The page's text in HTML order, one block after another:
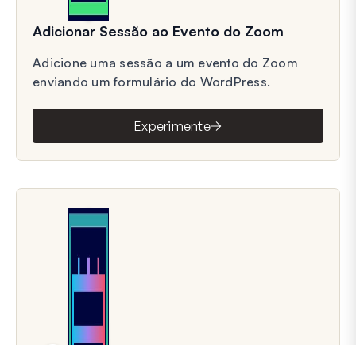
Adicionar Sessão ao Evento do Zoom
Adicione uma sessão a um evento do Zoom
enviando um formulário do WordPress.
Experimente